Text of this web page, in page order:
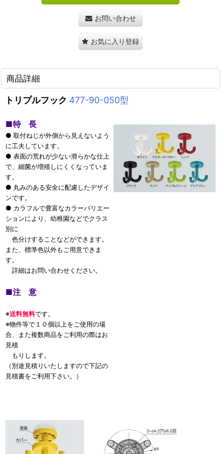
お問い合わせ
お気に入り登録
商品詳細
トリプルフック 477-90-050型
■特 長
● 取付ねじが外側から見えないよう
に工夫しています。
● 表面の荒れが少ない滑らかな仕上
で、細菌が増殖しにくくなっていま
す。
● 丸みのある安全に配慮したデザイ
ンです。
● カラフルで豊富なカラーバリエー
ションにより、幼稚園などでクラス
別に
色分けすることなどができます。
また、標準色以外もご用意できま
す。
詳細はお問い合わせください。
■注 意
※送料無料です。
※物件等で１０個以上をご使用の場
合、また複数商品をご利用の際はお
見積
もりします。
（別途見積りいたしますので下記の
見積書をご利用下さい。）